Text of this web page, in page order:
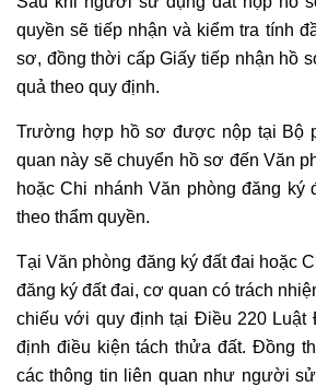
quyền sẽ tiếp nhận và kiểm tra tính
sơ, đồng thời cấp Giấy tiếp nhận hồ
quả theo quy định.
Trường hợp hồ sơ được nộp tại Bộ
quan này sẽ chuyển hồ sơ đến Văn
hoặc Chi nhánh Văn phòng đăng ký
theo thẩm quyền.
Tại Văn phòng đăng ký đất đai hoặc
đăng ký đất đai, cơ quan có trách
chiếu với quy định tại Điều 220 Luật
định điều kiện tách thửa đất. Đồng
các thông tin liên quan như người